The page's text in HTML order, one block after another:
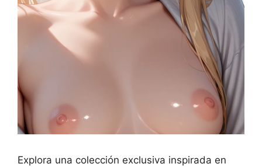
Explora una colección exclusiva inspirada en